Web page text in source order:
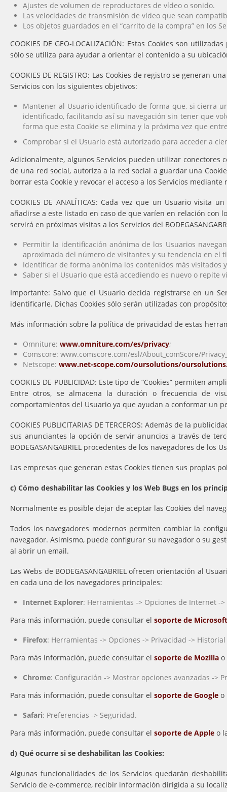
Ajustes de volumen de reproductores de vídeo o sonido.
Las velocidades de transmisión de vídeo que sean
Los objetos guardados en el “carrito de la compra” en los
COOKIES DE GEO-LOCALIZACIÓN: Estas Cookies son
sólo se utiliza para ayudar a orientar el contenido a su
COOKIES DE REGISTRO: Las Cookies de registro se
Servicios con los siguientes objetivos:
Mantener al Usuario identificado de forma que, si cierra
identificado, facilitando así su navegación sin tener que
forma que esta Cookie se elimina y la próxima vez que
Comprobar si el Usuario está autorizado para acceder a
Adicionalmente, algunos Servicios pueden utilizar conectores
de una red social, autoriza a la red social a guardar una
borrar esta Cookie y revocar el acceso a los Servicios
COOKIES DE ANALÍTICAS: Cada vez que un Usuario
añadirse a este listado en caso de que varíen en relación con
servirá en próximas visitas a los Servicios del
Permitir la identificación anónima de los Usuarios
aproximada del número de visitantes y su tendencia en el
Identificar de forma anónima los contenidos más visitados
Saber si el Usuario que está accediendo es nuevo o repite
Importante: Salvo que el Usuario decida registrarse en un
identificarle. Dichas Cookies sólo serán utilizadas con
Más información sobre la política de privacidad de estas
Omniture: www.omniture.com/es/privacy;
Comscore: www.comscore.com/esl/About_comScore/
Netscope: www.net-scope.com/oursolutions/
COOKIES DE PUBLICIDAD: Este tipo de “Cookies” permiten
Entre otros, se almacena la duración o frecuencia de
comportamientos del Usuario ya que ayudan a conformar un
COOKIES PUBLICITARIAS DE TERCEROS: Además de la
sus anunciantes la opción de servir anuncios a través de
BODEGASANGABRIEL procedentes de los navegadores de
Las empresas que generan estas Cookies tienen sus propias
c) Cómo deshabilitar las Cookies y los Web Bugs en los
Normalmente es posible dejar de aceptar las Cookies del
Todos los navegadores modernos permiten cambiar la
navegador. Asimismo, puede configurar su navegador o su
al abrir un email.
Las Webs de BODEGASANGABRIEL ofrecen orientación al
en cada uno de los navegadores principales:
Internet Explorer: Herramientas -> Opciones de Internet -
Para más información, puede consultar el soporte de Microsoft
Firefox: Herramientas -> Opciones -> Privacidad ->
Para más información, puede consultar el soporte de Mozilla o
Chrome: Configuración -> Mostrar opciones avanzadas ->
Para más información, puede consultar el soporte de Google o
Safari: Preferencias -> Seguridad.
Para más información, puede consultar el soporte de Apple o
d) Qué ocurre si se deshabilitan las Cookies:
Algunas funcionalidades de los Servicios quedarán
Servicio de e-commerce, recibir información dirigida a su